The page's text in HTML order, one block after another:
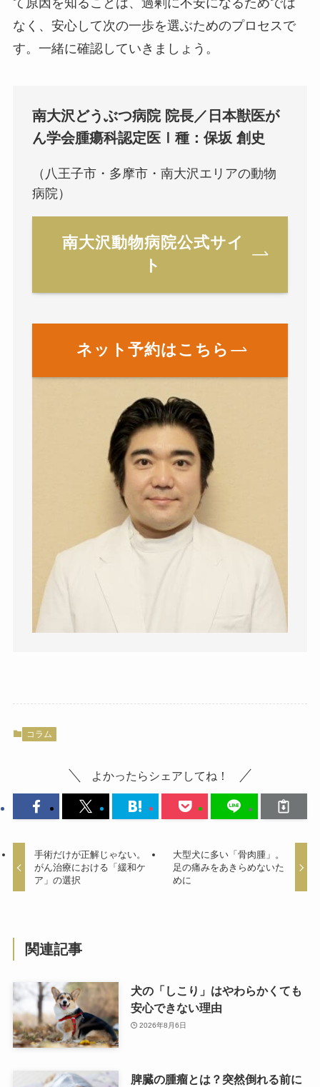
て原因を知ることは、過剰に不安になるためでは
なく、安心して次の一歩を選ぶためのプロセスで
す。一緒に確認していきましょう。
南大沢どうぶつ病院 院長／日本獣医が
ん学会腫瘍科認定医Ⅰ種：保坂 創史
（八王子市・多摩市・南大沢エリアの動物
病院）
南大沢動物病院公式サイ
ト
ネット予約はこちら
コラム
よかったらシェアしてね！
手術だけが正解じゃない。
がん治療における「緩和ケ
ア」の選択
大型犬に多い「骨肉腫」。
足の痛みをあきらめないた
めに
関連記事
犬の「しこり」はやわらかくても
安心できない理由
2026年8月6日
脾臓の腫瘤とは？突然倒れる前に